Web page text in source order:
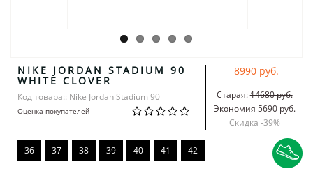
NIKE JORDAN STADIUM 90
WHITE CLOVER
Код товара:: Nike Jordan Stadium 90
Оценка покупателей
8990 руб.
Старая:14680 руб.
Экономия 5690 руб.
Скидка -39%
36 37 38 39 40 41 42